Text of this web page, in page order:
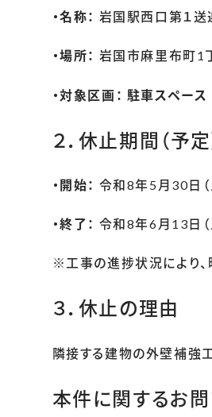
・名称： 岩国駅西口第１
・場所： 岩国市麻里布町1
・対象区画： 駐車スペー
２．休止期間（予定
・開始： 令和8年5月30日（
・終了： 令和8年6月13日
※工事の進捗状況により、
３．休止の理由
隣接する建物の外壁補強
本件に関するお